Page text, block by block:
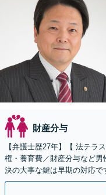
財産分与
【弁護士歴27年】【 法テラ
権・養育費／財産分与など
決の大事な鍵は早期の対応
す。【峰山駅から徒歩圏内